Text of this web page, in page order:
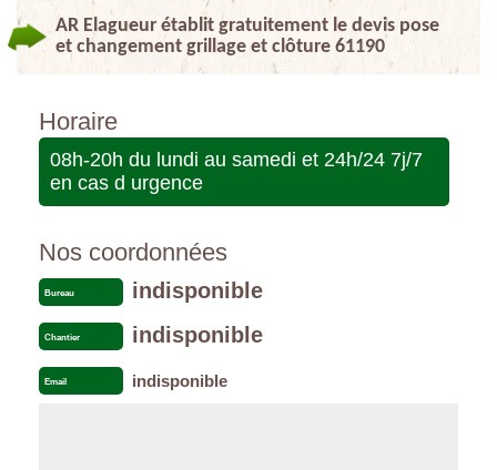
AR Elagueur établit gratuitement le devis pose
et changement grillage et clôture 61190
Horaire
08h-20h du lundi au samedi et 24h/24 7j/7
en cas d urgence
Nos coordonnées
Bureau indisponible
Chantier indisponible
Email indisponible